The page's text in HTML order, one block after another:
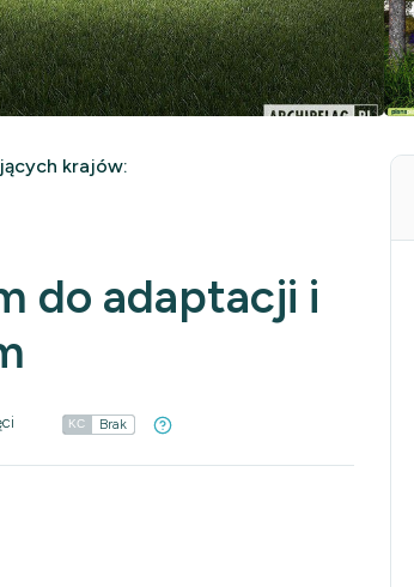
krajów:
do adaptacji i
KC Brak